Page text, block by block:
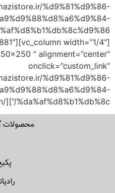
%d9%81%d9%86-
” alignment=”center”
onclick=”custom_link”
%d9%81%d9%86-
%da%af%d8%b1%db%8c/”][/vc_column][/vc_row]
محصولات